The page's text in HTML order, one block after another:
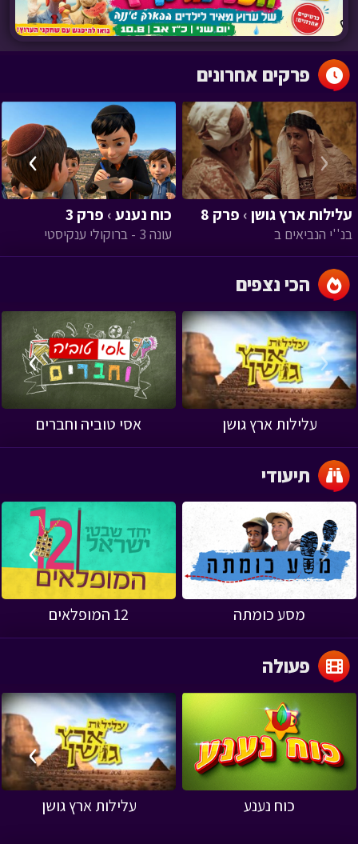
עלילות ארץ גושן› פרק 8
בנ''י הנביאים ב
כוח נענע› פרק 3
עונה 3 - ברוקולי ענקיסטי
‹
›
עלילות ארץ גושן אסי טוביה וחברים
‹
›
מסע כומתה 12 המופלאים
‹
›
כוח נענע עלילות ארץ גושן
‹
›